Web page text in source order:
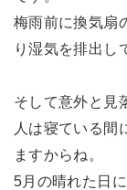
梅雨前に換気扇
り湿気を排出し
そして意外と見
人は寝ている間
ますからね。
5月の晴れた日